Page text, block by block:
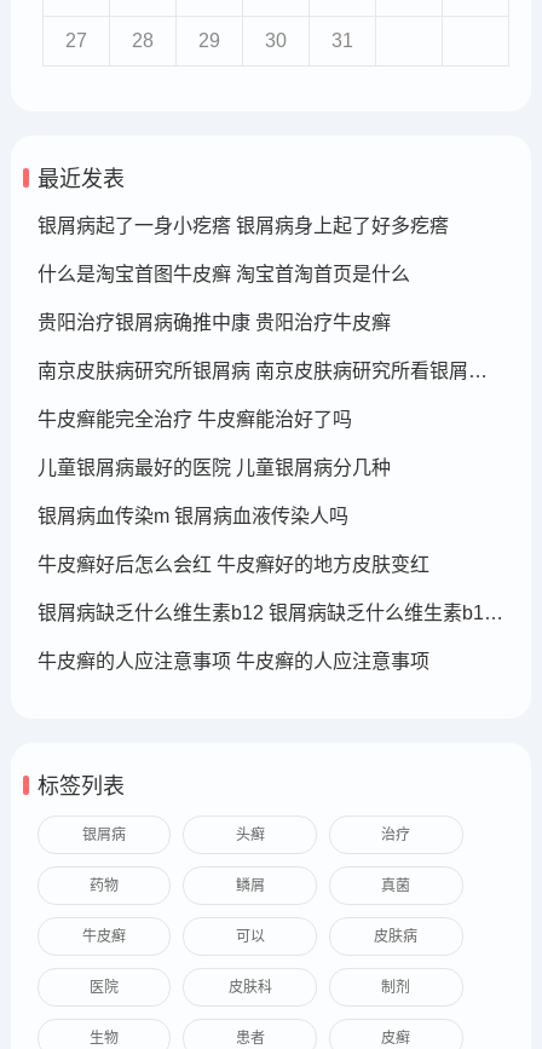
27 28 29 30 31
最近发表
银屑病起了一身小疙瘩 银屑病身上起了好多疙瘩
什么是淘宝首图牛皮癣 淘宝首淘首页是什么
贵阳治疗银屑病确推中康 贵阳治疗牛皮癣
南京皮肤病研究所银屑病 南京皮肤病研究所看银屑病哪个医生厉害
牛皮癣能完全治疗 牛皮癣能治好了吗
儿童银屑病最好的医院 儿童银屑病分几种
银屑病血传染m 银屑病血液传染人吗
牛皮癣好后怎么会红 牛皮癣好的地方皮肤变红
银屑病缺乏什么维生素b12 银屑病缺乏什么维生素b12可以补充
牛皮癣的人应注意事项 牛皮癣的人应注意事项
标签列表
银屑病 头癣 治疗
药物 鳞屑 真菌
牛皮癣 可以 皮肤病
医院 皮肤科 制剂
生物 患者 皮癣